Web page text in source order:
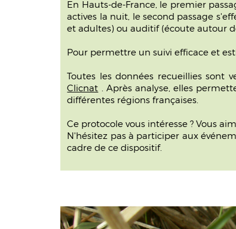
En Hauts-de-France, le premier
actives la nuit, le second passage
et adultes) ou auditif (écoute autour
Pour permettre un suivi efficace et
Toutes les données recueillies sont
Clicnat . Après analyse, elles
différentes régions françaises.
Ce protocole vous intéresse ? Vous
N'hésitez pas à participer aux
cadre de ce dispositif.